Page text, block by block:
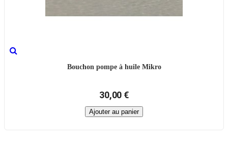
Bouchon pompe à huile Mikro
30,00 €
Ajouter au panier